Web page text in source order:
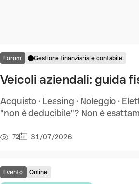
Forum Gestione finanziaria e contabile
Veicoli aziendali: guida
Acquisto · Leasing · Noleggio ·
"non è deducibile"? Non è
72 31/07/2026
Evento Online